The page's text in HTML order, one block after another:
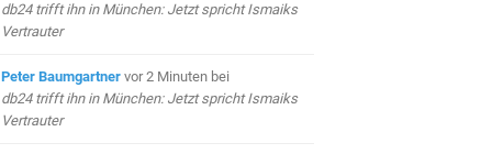
db24 trifft ihn in München: Jetzt spricht Ismaiks
Vertrauter
Peter Baumgartner vor 2 Minuten bei
db24 trifft ihn in München: Jetzt spricht Ismaiks
Vertrauter